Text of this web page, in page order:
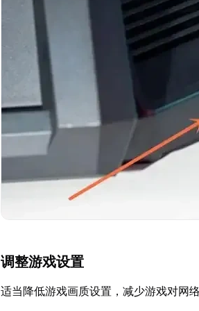
调整游戏设置
适当降低游戏画质设置，减少游戏对网